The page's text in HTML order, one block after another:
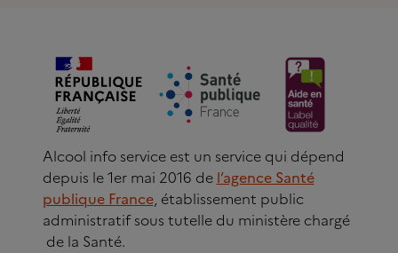
Alcool info service est un service qui dépend
depuis le 1er mai 2016 de l’agence Santé
publique France, établissement public
administratif sous tutelle du ministère chargé
de la Santé.